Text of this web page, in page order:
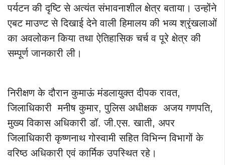
पर्यटन की दृष्टि से अत्यंत संभावनाशील क्षेत्र बताया। उन्होंने
एबट माउण्ट से दिखाई देने वाली हिमालय की भव्य श्रृंखलाओं
का अवलोकन किया तथा ऐतिहासिक चर्च व पूरे क्षेत्र की
सम्पूर्ण जानकारी ली।
निरीक्षण के दौरान कुमाऊं मंडलायुक्त दीपक रावत,
जिलाधिकारी मनीष कुमार, पुलिस अधीक्षक अजय गणपति,
मुख्य विकास अधिकारी डॉ. जी.एस. खाती, अपर
जिलाधिकारी कृष्णनाथ गोस्वामी सहित विभिन्न विभागों के
वरिष्ठ अधिकारी एवं कार्मिक उपस्थित रहे।